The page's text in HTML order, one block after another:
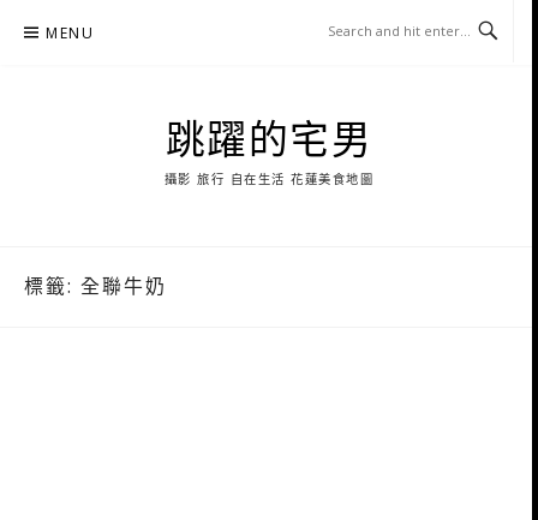
MENU
跳躍的宅男
攝影 旅行 自在生活 花蓮美食地圖
標籤: 全聯牛奶